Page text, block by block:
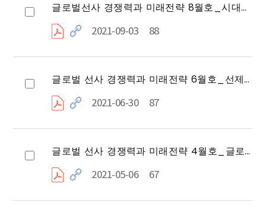
글로벌선사 경쟁력과 미래전략 8월호_시대에 맞춰 변화하는 글로벌 선박관리사 'Wilhelmsen'
2021-09-03 88
글로벌 선사 경쟁력과 미래전략 6월호_선제적 구조개선의 모범사례 'ZIM Line'
2021-06-30 87
글로벌 선사 경쟁력과 미래전략 4월호_글로벌 No.1 컨테이너 토니지 프로바이더 `Seaspan Corp`
2021-05-06 67